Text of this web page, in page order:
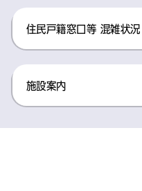
住民戸籍窓口等 混雑状況​
施設案内​